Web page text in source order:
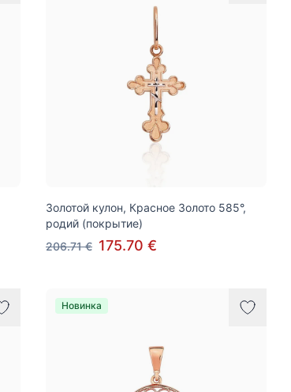
Золотой кулон, Красное Золото 585°,
родий (покрытие)
206.71 € 175.70 €
Новинка